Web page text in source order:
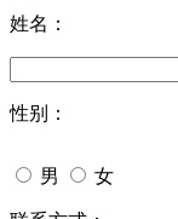
姓名：
性别：
男 女